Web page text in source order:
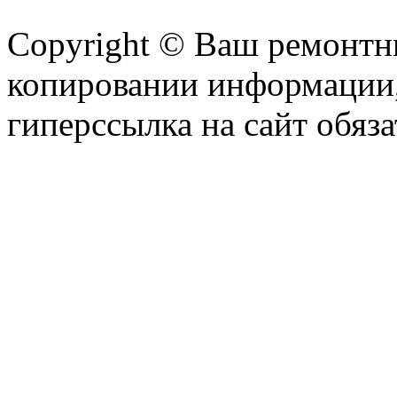
Copyright © Ваш
копировании
гиперссылка на сайт